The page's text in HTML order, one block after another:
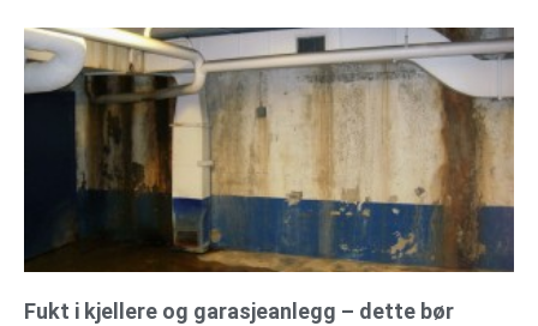
Fukt i kjellere og garasjeanlegg – dette bør